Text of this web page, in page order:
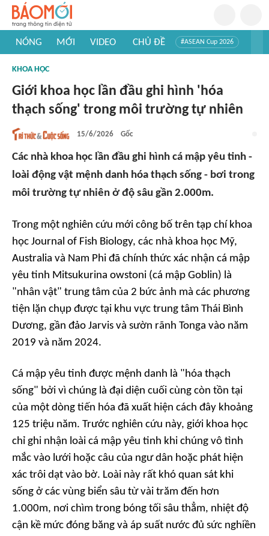
NÓNG MỚI VIDEO CHỦ ĐỀ #ASEAN Cup 2026
#Khám phá thế giới
KHOA HỌC
Giới khoa học lần đầu ghi hình 'hóa
thạch sống' trong môi trường tự nhiên
15/6/2026 Gốc
Các nhà khoa học lần đầu ghi hình cá mập yêu tinh -
loài động vật mệnh danh hóa thạch sống - bơi trong
môi trường tự nhiên ở độ sâu gần 2.000m.
Trong một nghiên cứu mới công bố trên tạp chí khoa
học Journal of Fish Biology, các nhà khoa học Mỹ,
Australia và Nam Phi đã chính thức xác nhận cá mập
yêu tinh Mitsukurina owstoni (cá mập Goblin) là
"nhân vật" trung tâm của 2 bức ảnh mà các phương
tiện lặn chụp được tại khu vực trung tâm Thái Bình
Dương, gần đảo Jarvis và sườn rãnh Tonga vào năm
2019 và năm 2024.
Cá mập yêu tinh được mệnh danh là "hóa thạch
sống" bởi vì chúng là đại diện cuối cùng còn tồn tại
của một dòng tiến hóa đã xuất hiện cách đây khoảng
125 triệu năm. Trước nghiên cứu này, giới khoa học
chỉ ghi nhận loài cá mập yêu tinh khi chúng vô tình
mắc vào lưới hoặc câu của ngư dân hoặc phát hiện
xác trôi dạt vào bờ. Loài này rất khó quan sát khi
sống ở các vùng biển sâu từ vài trăm đến hơn
1.000m, nơi chìm trong bóng tối sâu thẳm, nhiệt độ
cận kề mức đóng băng và áp suất nước đủ sức nghiền